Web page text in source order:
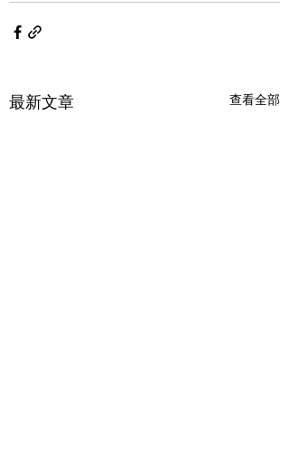
最新文章 查看全部